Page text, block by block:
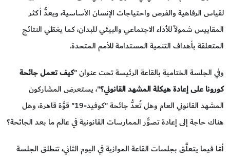
لقياس الرفاهية والفرص واحتياجات الإنسان الأساسية، ويعدُّ أكثر
المقاييس شمولاً للأداء الاجتماعي والبيئي للبدان، كما يغطّي النتائج
المتعلقة بأهداف التنمية المستدامة للأمم المتحدة.
وفي الجلسة الختامية بالقاعة الرئيسة تحت عنوان "كيف تعمل جائحة
كورونا على إعادة هيكلة المشهد القانوني؟"، يستعرض المشاركون
المشهد القانوني العام وهل تُعدُّ جائحة "كوفيد-19" قوَّة قاهرة، وهل
هناك حاجة إلى إعادة تصوُّر الممارسات القانونية في عالَم ما بعد الجائحة؟
أمّا فيما يتعلَّق بجلسات القاعة الموازية في اليوم الثاني، تنطلق الجلسة